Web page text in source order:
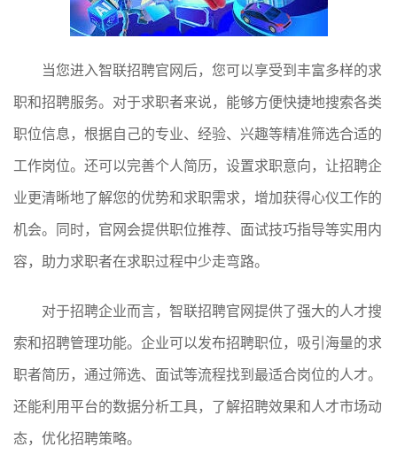
当您进入智联招聘官网后，您可以享受到丰富多样的求
职和招聘服务。对于求职者来说，能够方便快捷地搜索各类
职位信息，根据自己的专业、经验、兴趣等精准筛选合适的
工作岗位。还可以完善个人简历，设置求职意向，让招聘企
业更清晰地了解您的优势和求职需求，增加获得心仪工作的
机会。同时，官网会提供职位推荐、面试技巧指导等实用内
容，助力求职者在求职过程中少走弯路。
对于招聘企业而言，智联招聘官网提供了强大的人才搜
索和招聘管理功能。企业可以发布招聘职位，吸引海量的求
职者简历，通过筛选、面试等流程找到最适合岗位的人才。
还能利用平台的数据分析工具，了解招聘效果和人才市场动
态，优化招聘策略。